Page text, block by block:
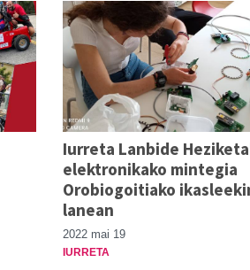
Iurreta Lanbide
elektronikako mintegia
Orobiogoitiako
lanean
2022 mai 19
IURRETA